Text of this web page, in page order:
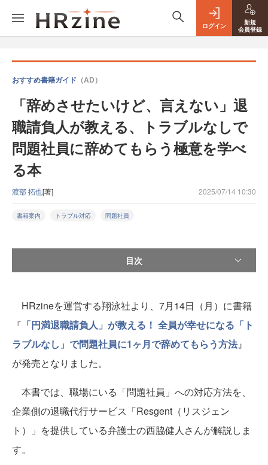
ログイン
新規
会員登録
おすすめ書籍ガイド （AD）
「辞めさせたいけど、言えない」退
職請負人が教える、トラブルなしで
問題社員に辞めてもらう極意を学べ
る本
渡部 拓也[著] 2025/07/14 10:30
書籍案内 トラブル対応 問題社員
目次
HRzineを運営する翔泳社より、7月14日（月）に書籍
『 「円満退職請負人」が教える！ 全員が幸せになる「ト
ラブルなし」で問題社員に1ヶ月で辞めてもらう方法』
が発売となりました。
本書では、職場にいる「問題社員」への対応方法を、
企業側の退職代行サービス「Resgent（リスジェン
ト）」を提供している弁護士の西脇健人さんが解説しま
す。